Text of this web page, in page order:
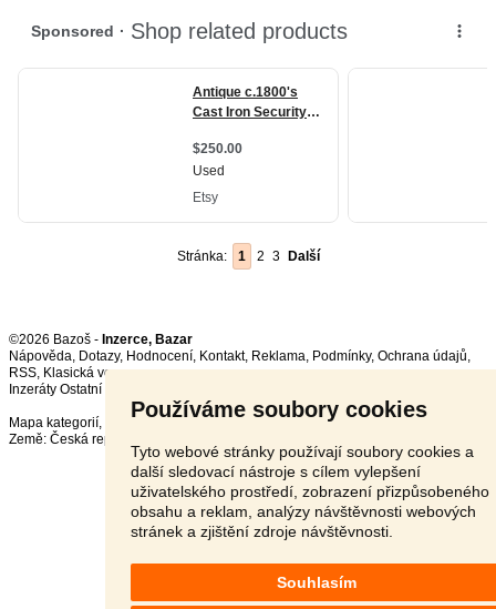
Používáme soubory cookies
Tyto webové stránky používají soubory cookies a
další sledovací nástroje s cílem vylepšení
uživatelského prostředí, zobrazení přizpůsobeného
obsahu a reklam, analýzy návštěvnosti webových
stránek a zjištění zdroje návštěvnosti.
Souhlasím
Stránka: 1 2 3 Další
©2026 Bazoš - Inzerce, Bazar
Nápověda, Dotazy, Hodnocení, Kontakt, Reklama, Podmínky, Ochrana údajů,
RSS,
Inzeráty Ostatní celkem:
Mapa kategorií,
Země: Česká republika